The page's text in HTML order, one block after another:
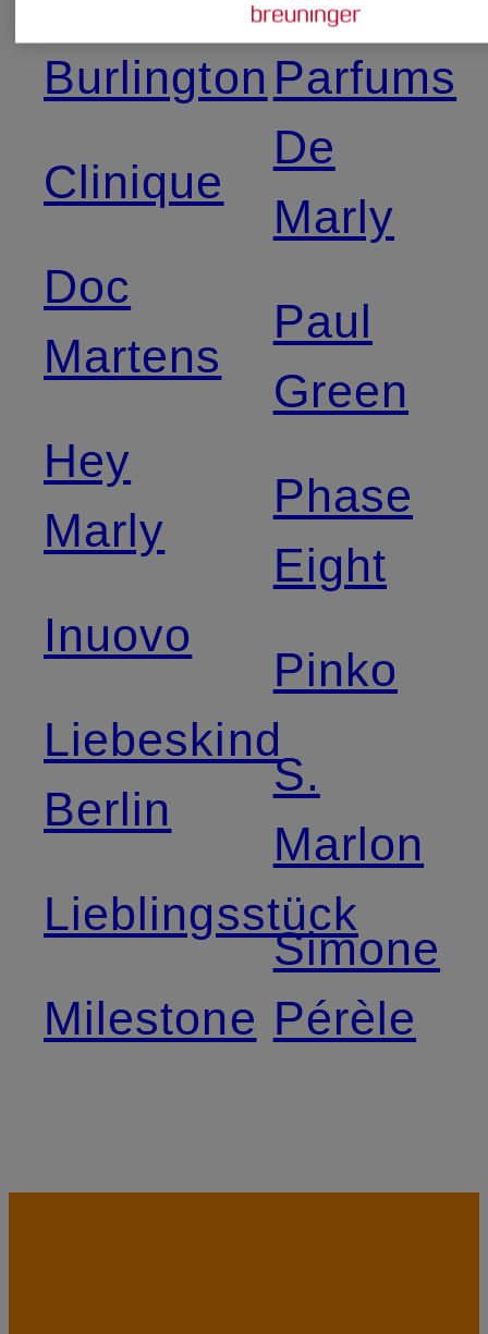
Burlington
Clinique
Doc
Martens
Hey
Marly
Inuovo
Liebeskind
Berlin
Lieblingsstück
Milestone
Parfums
De
Marly
Paul
Green
Phase
Eight
Pinko
S.
Marlon
Simone
Pérèle